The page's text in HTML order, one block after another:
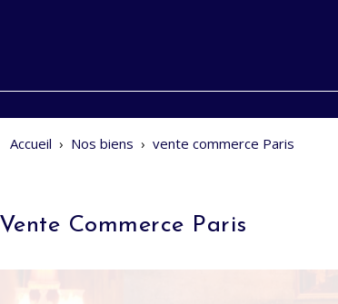
Accueil › Nos biens › vente commerce Paris
Vente Commerce Paris